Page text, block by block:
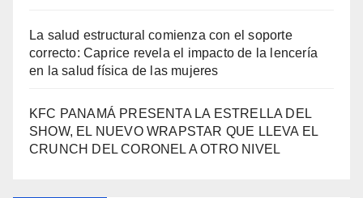
La salud estructural comienza con el soporte
correcto: Caprice revela el impacto de la lencería
en la salud física de las mujeres
KFC PANAMÁ PRESENTA LA ESTRELLA DEL
SHOW, EL NUEVO WRAPSTAR QUE LLEVA EL
CRUNCH DEL CORONEL A OTRO NIVEL